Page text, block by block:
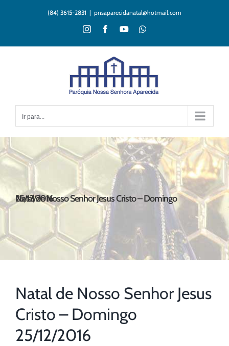
(84) 3615-2831 | pnsaparecidanatal@hotmail.com
InstagramFacebookYouTubeWhatsApp
Ir para...
Natal de Nosso Senhor Jesus Cristo – Domingo 25/12/2016
Natal de Nosso Senhor Jesus
Cristo – Domingo
25/12/2016